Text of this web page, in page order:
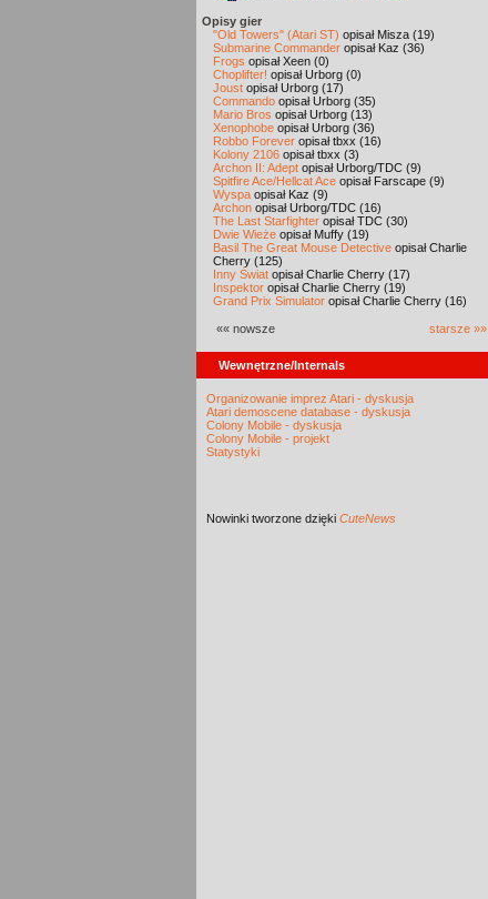
Opisy gier
"Old Towers" (Atari ST) opisał Misza (19)
Submarine Commander opisał Kaz (36)
Frogs opisał Xeen (0)
Choplifter! opisał Urborg (0)
Joust opisał Urborg (17)
Commando opisał Urborg (35)
Mario Bros opisał Urborg (13)
Xenophobe opisał Urborg (36)
Robbo Forever opisał tbxx (16)
Kolony 2106 opisał tbxx (3)
Archon II: Adept opisał Urborg/TDC (9)
Spitfire Ace/Hellcat Ace opisał Farscape (9)
Wyspa opisał Kaz (9)
Archon opisał Urborg/TDC (16)
The Last Starfighter opisał TDC (30)
Dwie Wieże opisał Muffy (19)
Basil The Great Mouse Detective opisał Charlie
Cherry (125)
Inny Świat opisał Charlie Cherry (17)
Inspektor opisał Charlie Cherry (19)
Grand Prix Simulator opisał Charlie Cherry (16)
«« nowsze starsze »»
Wewnętrzne/Internals
Organizowanie imprez Atari - dyskusja
Atari demoscene database - dyskusja
Colony Mobile - dyskusja
Colony Mobile - projekt
Statystyki
Nowinki tworzone dzięki CuteNews